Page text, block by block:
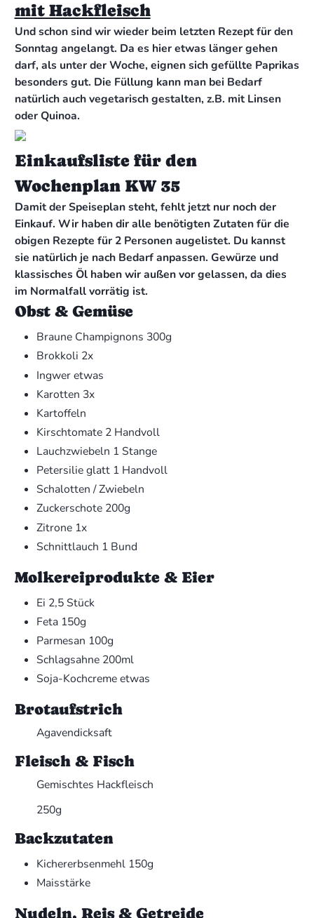
mit Hackfleisch
Und schon sind wir wieder beim letzten Rezept für den
Sonntag angelangt. Da es hier etwas länger gehen
darf, als unter der Woche, eignen sich gefüllte Paprikas
besonders gut. Die Füllung kann man bei Bedarf
natürlich auch vegetarisch gestalten, z.B. mit Linsen
oder Quinoa.
Einkaufsliste für den
Wochenplan KW 35
Damit der Speiseplan steht, fehlt jetzt nur noch der
Einkauf. Wir haben dir alle benötigten Zutaten für die
obigen Rezepte für 2 Personen augelistet. Du kannst
sie natürlich je nach Bedarf anpassen. Gewürze und
klassisches Öl haben wir außen vor gelassen, da dies
im Normalfall vorrätig ist.
Obst & Gemüse
Braune Champignons 300g
Brokkoli 2x
Ingweretwas
Karotten 3x
Kartoffeln
Kirschtomate 2 Handvoll
Lauchzwiebeln 1 Stange
Petersilie glatt 1 Handvoll
Schalotten / Zwiebeln
Zuckerschote 200g
Zitrone 1x
Schnittlauch 1 Bund
Molkereiprodukte & Eier
Ei 2,5 Stück
Feta 150g
Parmesan 100g
Schlagsahne 200ml
Soja-Kochcremeetwas
Brotaufstrich
Agavendicksaft
Fleisch & Fisch
Gemischtes Hackfleisch
250g
Backzutaten
Kichererbsenmehl 150g
Maisstärke
Nudeln, Reis & Getreide